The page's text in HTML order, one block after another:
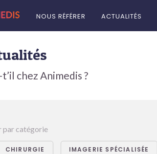
NOUS RÉFÉRER ACTUALITÉS
chez Animedis ?
par catégorie
CHIRURGIE IMAGERIE SPÉCIALISÉE